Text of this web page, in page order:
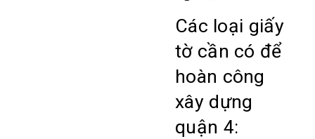
Các loại giấy
tờ cần có để
hoàn công
xây dựng
quận 4: